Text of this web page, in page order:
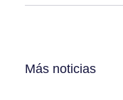
Más noticias